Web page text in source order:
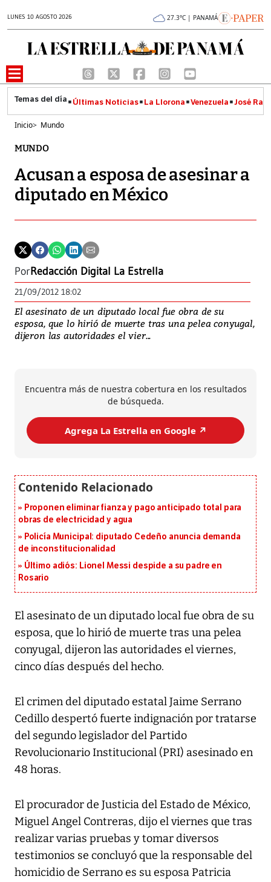
LUNES 10 AGOSTO 2026 27.3°C | PANAMÁ
Últimas Noticias La Llorona Venezuela José
Inicio> Mundo
MUNDO
Acusan a esposa de asesinar a
diputado en México
PorRedacción Digital La Estrella
21/09/2012 18:02
El asesinato de un diputado local fue obra de su
esposa, que lo hirió de muerte tras una pelea conyugal,
dijeron las autoridades el vier...
Encuentra más de nuestra cobertura en los resultados
de búsqueda.
Agrega La Estrella en Google ↗️
Proponen eliminar fianza y pago anticipado total para
obras de electricidad y agua
Policía Municipal: diputado Cedeño anuncia demanda
de inconstitucionalidad
Último adiós: Lionel Messi despide a su padre en
Rosario
El asesinato de un diputado local fue obra de su
esposa, que lo hirió de muerte tras una pelea
conyugal, dijeron las autoridades el viernes,
cinco días después del hecho.
El crimen del diputado estatal Jaime Serrano
Cedillo despertó fuerte indignación por tratarse
del segundo legislador del Partido
Revolucionario Institucional (PRI) asesinado en
48 horas.
El procurador de Justicia del Estado de México,
Miguel Angel Contreras, dijo el viernes que tras
realizar varias pruebas y tomar diversos
testimonios se concluyó que la responsable del
homicidio de Serrano es su esposa Patricia